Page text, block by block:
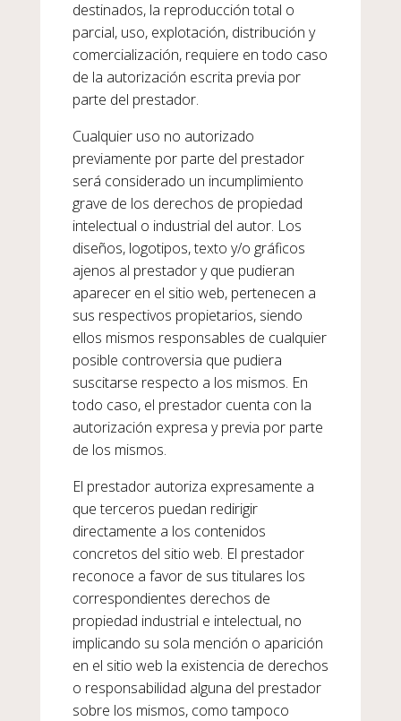
destinados, la reproducción total o
parcial, uso, explotación, distribución y
comercialización, requiere en todo caso
de la autorización escrita previa por
parte del prestador.
Cualquier uso no autorizado
previamente por parte del prestador
será considerado un incumplimiento
grave de los derechos de propiedad
intelectual o industrial del autor. Los
diseños, logotipos, texto y/o gráficos
ajenos al prestador y que pudieran
aparecer en el sitio web, pertenecen a
sus respectivos propietarios, siendo
ellos mismos responsables de cualquier
posible controversia que pudiera
suscitarse respecto a los mismos. En
todo caso, el prestador cuenta con la
autorización expresa y previa por parte
de los mismos.
El prestador autoriza expresamente a
que terceros puedan redirigir
directamente a los contenidos
concretos del sitio web. El prestador
reconoce a favor de sus titulares los
correspondientes derechos de
propiedad industrial e intelectual, no
implicando su sola mención o aparición
en el sitio web la existencia de derechos
o responsabilidad alguna del prestador
sobre los mismos, como tampoco